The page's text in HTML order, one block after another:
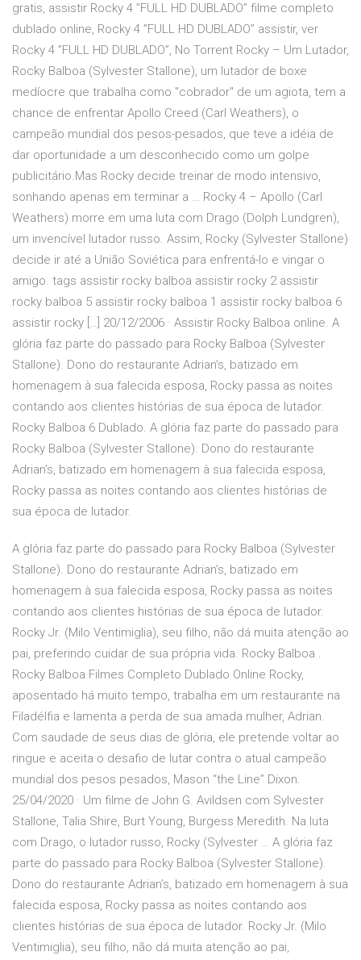
gratis, assistir Rocky 4 ”FULL HD DUBLADO” filme completo
dublado online, Rocky 4 ”FULL HD DUBLADO” assistir, ver
Rocky 4 ”FULL HD DUBLADO”, No Torrent Rocky – Um Lutador,
Rocky Balboa (Sylvester Stallone), um lutador de boxe
medíocre que trabalha como "cobrador" de um agiota, tem a
chance de enfrentar Apollo Creed (Carl Weathers), o
campeão mundial dos pesos-pesados, que teve a idéia de
dar oportunidade a um desconhecido como um golpe
publicitário.Mas Rocky decide treinar de modo intensivo,
sonhando apenas em terminar a … Rocky 4 – Apollo (Carl
Weathers) morre em uma luta com Drago (Dolph Lundgren),
um invencível lutador russo. Assim, Rocky (Sylvester Stallone)
decide ir até a União Soviética para enfrentá-lo e vingar o
amigo. tags assistir rocky balboa assistir rocky 2 assistir
rocky balboa 5 assistir rocky balboa 1 assistir rocky balboa 6
assistir rocky […] 20/12/2006 · Assistir Rocky Balboa online. A
glória faz parte do passado para Rocky Balboa (Sylvester
Stallone). Dono do restaurante Adrian’s, batizado em
homenagem à sua falecida esposa, Rocky passa as noites
contando aos clientes histórias de sua época de lutador.
Rocky Balboa 6 Dublado. A glória faz parte do passado para
Rocky Balboa (Sylvester Stallone). Dono do restaurante
Adrian’s, batizado em homenagem à sua falecida esposa,
Rocky passa as noites contando aos clientes histórias de
sua época de lutador.
A glória faz parte do passado para Rocky Balboa (Sylvester
Stallone). Dono do restaurante Adrian’s, batizado em
homenagem à sua falecida esposa, Rocky passa as noites
contando aos clientes histórias de sua época de lutador.
Rocky Jr. (Milo Ventimiglia), seu filho, não dá muita atenção ao
pai, preferindo cuidar de sua própria vida. Rocky Balboa .
Rocky Balboa Filmes Completo Dublado Online Rocky,
aposentado há muito tempo, trabalha em um restaurante na
Filadélfia e lamenta a perda de sua amada mulher, Adrian.
Com saudade de seus dias de glória, ele pretende voltar ao
ringue e aceita o desafio de lutar contra o atual campeão
mundial dos pesos pesados, Mason “the Line” Dixon.
25/04/2020 · Um filme de John G. Avildsen com Sylvester
Stallone, Talia Shire, Burt Young, Burgess Meredith. Na luta
com Drago, o lutador russo, Rocky (Sylvester … A glória faz
parte do passado para Rocky Balboa (Sylvester Stallone).
Dono do restaurante Adrian’s, batizado em homenagem à sua
falecida esposa, Rocky passa as noites contando aos
clientes histórias de sua época de lutador. Rocky Jr. (Milo
Ventimiglia), seu filho, não dá muita atenção ao pai,